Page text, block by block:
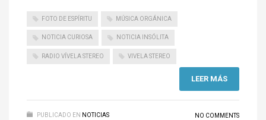
FOTO DE ESPÍRITU MÚSICA ORGÁNICA
NOTICIA CURIOSA NOTICIA INSÓLITA
RADIO VÍVELA STEREO VIVELA STEREO
LEER MÁS
PUBLICADO EN NOTICIAS NO COMMENTS